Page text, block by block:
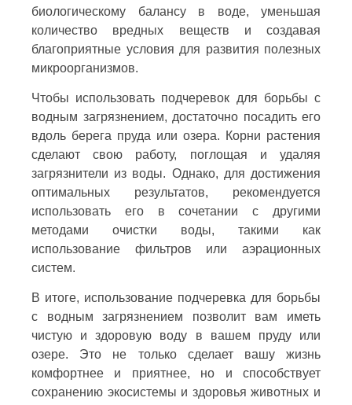
биологическому балансу в воде, уменьшая
количество вредных веществ и создавая
благоприятные условия для развития полезных
микроорганизмов.
Чтобы использовать подчеревок для борьбы с
водным загрязнением, достаточно посадить его
вдоль берега пруда или озера. Корни растения
сделают свою работу, поглощая и удаляя
загрязнители из воды. Однако, для достижения
оптимальных результатов, рекомендуется
использовать его в сочетании с другими
методами очистки воды, такими как
использование фильтров или аэрационных
систем.
В итоге, использование подчеревка для борьбы
с водным загрязнением позволит вам иметь
чистую и здоровую воду в вашем пруду или
озере. Это не только сделает вашу жизнь
комфортнее и приятнее, но и способствует
сохранению экосистемы и здоровья животных и